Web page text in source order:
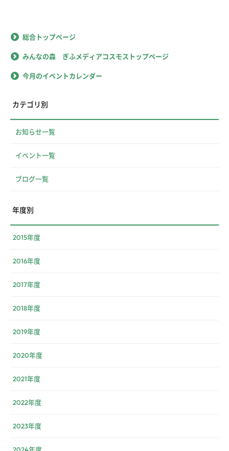
総合トップページ
みんなの森 ぎふメディアコスモストップページ
今月のイベントカレンダー
カテゴリ別
お知らせ一覧
イベント一覧
ブログ一覧
年度別
2015年度
2016年度
2017年度
2018年度
2019年度
2020年度
2021年度
2022年度
2023年度
2024年度